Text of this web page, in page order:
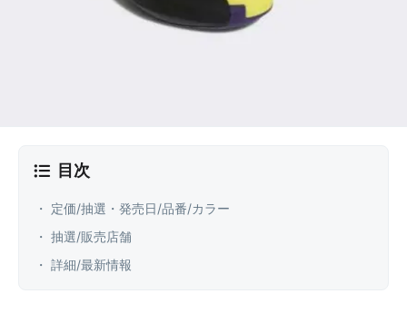
目次
・ 定価/抽選・発売日/品番/カラー
・ 抽選/販売店舗
・ 詳細/最新情報